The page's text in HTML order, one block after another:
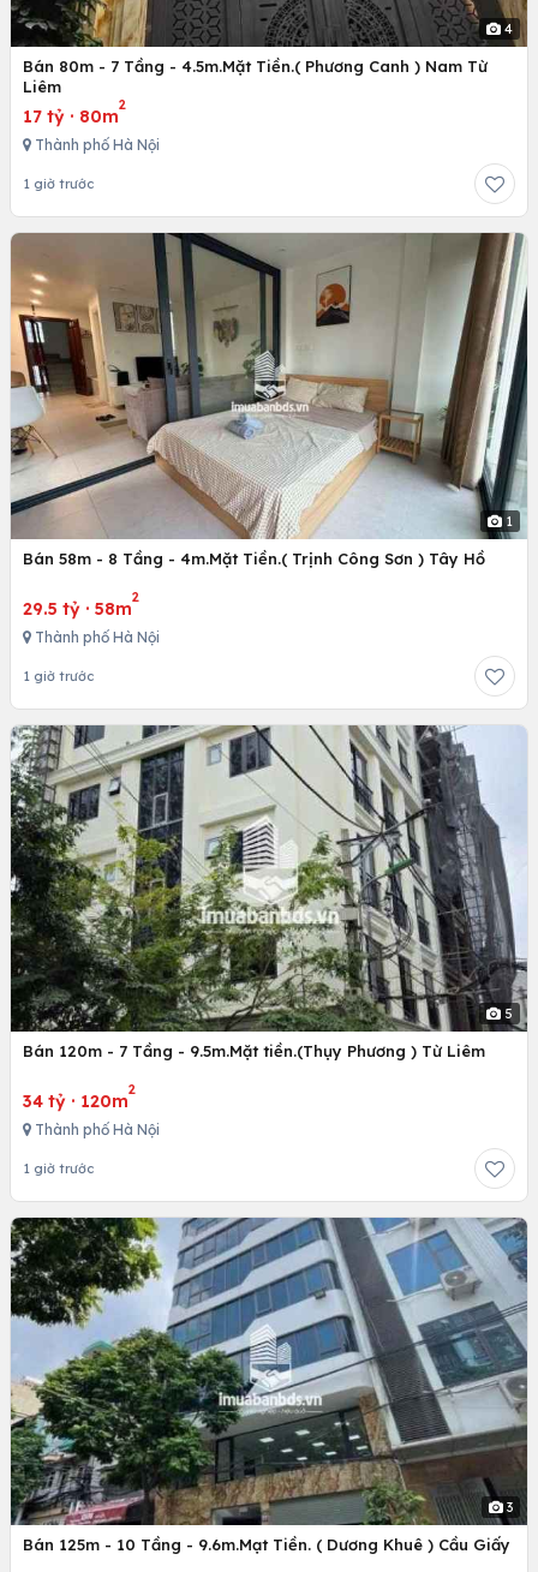
4
Bán 80m - 7 Tầng - 4.5m.Mặt Tiền.( Phương Canh ) Nam Từ
Liêm
17 tỷ · 80m
2
Thành phố Hà Nội
1 giờ trước
1
Bán 58m - 8 Tầng - 4m.Mặt Tiền.( Trịnh Công Sơn ) Tây Hồ
29.5 tỷ · 58m
2
Thành phố Hà Nội
1 giờ trước
5
Bán 120m - 7 Tầng - 9.5m.Mặt tiền.(Thụy Phương ) Từ Liêm
34 tỷ · 120m
2
Thành phố Hà Nội
1 giờ trước
3
Bán 125m - 10 Tầng - 9.6m.Mạt Tiền. ( Dương Khuê ) Cầu Giấy